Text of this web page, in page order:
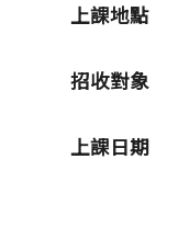
上課地點
招收對象
上課日期